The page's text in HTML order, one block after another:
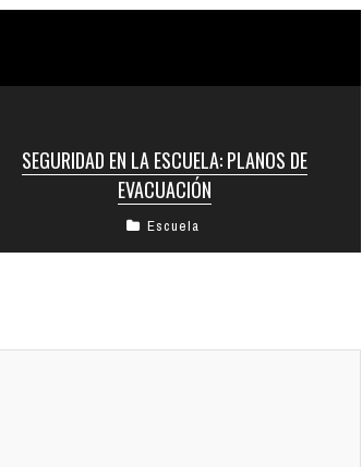
SEGURIDAD EN LA ESCUELA: PLANOS DE
EVACUACIÓN
Los nuevos planos e indicaciones para una
eventual evacuación de emergencia ya están
Escuela